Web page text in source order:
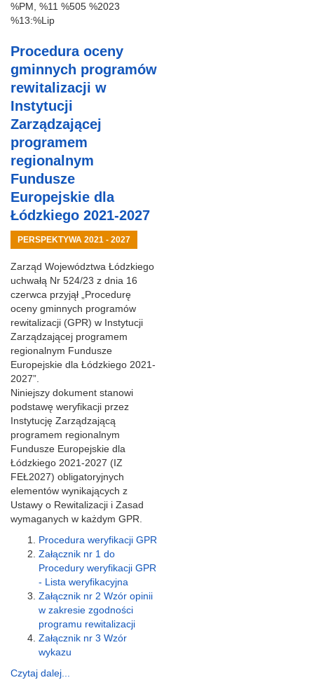
%PM, %11 %505 %2023
%13:%Lip
Procedura oceny
gminnych programów
rewitalizacji w
Instytucji
Zarządzającej
programem
regionalnym
Fundusze
Europejskie dla
Łódzkiego 2021-2027
PERSPEKTYWA 2021 - 2027
Zarząd Województwa Łódzkiego
uchwałą Nr 524/23 z dnia 16
czerwca przyjął „Procedurę
oceny gminnych programów
rewitalizacji (GPR) w Instytucji
Zarządzającej programem
regionalnym Fundusze
Europejskie dla Łódzkiego 2021-
2027”.
Niniejszy dokument stanowi
podstawę weryfikacji przez
Instytucję Zarządzającą
programem regionalnym
Fundusze Europejskie dla
Łódzkiego 2021-2027 (IZ
FEŁ2027) obligatoryjnych
elementów wynikających z
Ustawy o Rewitalizacji i Zasad
wymaganych w każdym GPR.
Procedura weryfikacji GPR
Załącznik nr 1 do
Procedury weryfikacji GPR
- Lista weryfikacyjna
Załącznik nr 2 Wzór opinii
w zakresie zgodności
programu rewitalizacji
Załącznik nr 3 Wzór
wykazu
Czytaj dalej...